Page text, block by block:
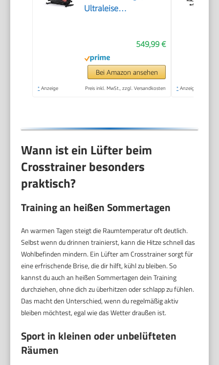
Ultraleise
Widerstandsstufen,
für Effektives
Ausdauertraining,
Eigener App,
549,99 €
Bei Amazon ansehen
* Anzeige Preis inkl. MwSt., zzgl. Versandkosten * Anzeige
Wann ist ein Lüfter beim
Crosstrainer besonders
praktisch?
Training an heißen Sommertagen
An warmen Tagen steigt die Raumtemperatur oft deutlich.
Selbst wenn du drinnen trainierst, kann die Hitze schnell das
Wohlbefinden mindern. Ein Lüfter am Crosstrainer sorgt für
eine erfrischende Brise, die dir hilft, kühl zu bleiben. So
kannst du auch an heißen Sommertagen dein Training
durchziehen, ohne dich zu überhitzen oder schlapp zu fühlen.
Das macht den Unterschied, wenn du regelmäßig aktiv
bleiben möchtest, egal wie das Wetter draußen ist.
Sport in kleinen oder unbelüfteten
Räumen